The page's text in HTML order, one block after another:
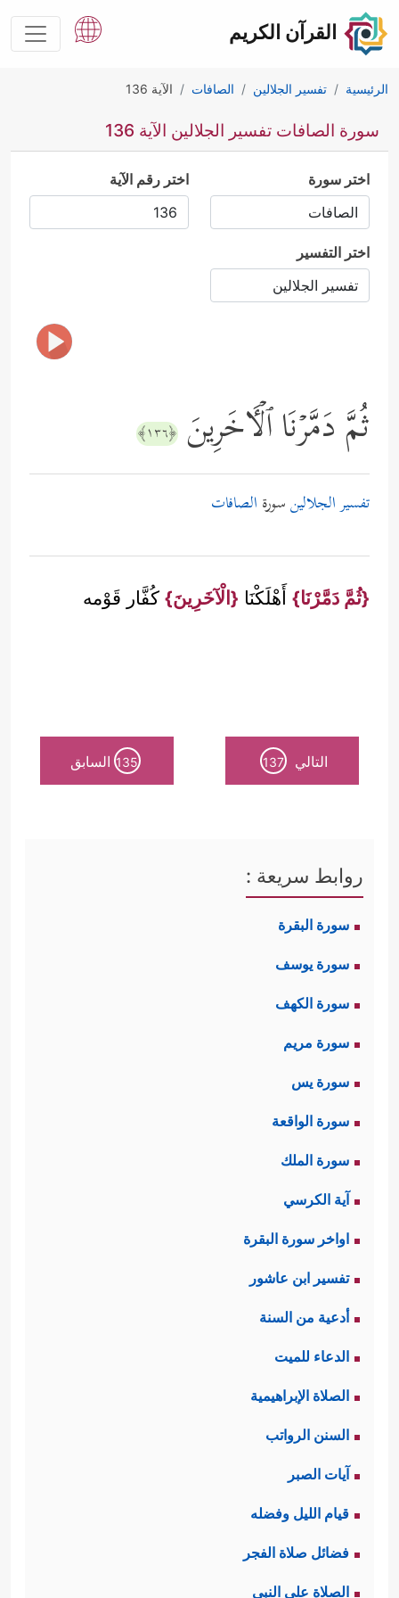
القرآن الكريم
الرئيسية تفسير الجلالين الصافات الآية 136
سورة الصافات تفسير الجلالين الآية 136
اختر سورة اختر رقم الآية
اختر التفسير
ثُمَّ دَمَّرۡنَا ٱلۡـَٔاخَرِینَ ﴿١٣٦﴾
تفسير الجلالينسورة الصافات
{ثُمَّ دَمَّرْنَا} أَهْلَكْنَا {الْآخَرِينَ} كُفَّار قَوْمه
التالي 137
135 السابق
روابط سريعة :
سورة البقرة
سورة يوسف
سورة الكهف
سورة مريم
سورة يس
سورة الواقعة
سورة الملك
آية الكرسي
اواخر سورة البقرة
تفسير ابن عاشور
أدعية من السنة
الدعاء للميت
الصلاة الإبراهيمية
السنن الرواتب
آيات الصبر
قيام الليل وفضله
فضائل صلاة الفجر
الصلاة على النبي